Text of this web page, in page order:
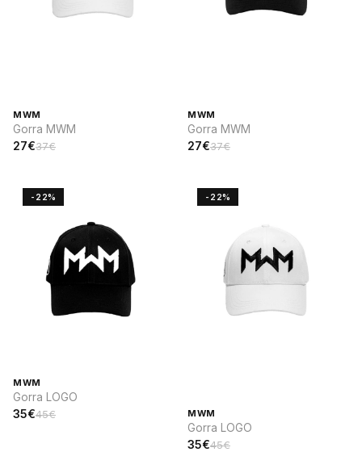
MWM
Gorra MWM
27€37€
MWM
Gorra MWM
27€37€
-22%
MWM
Gorra LOGO
35€45€
-22%
MWM
Gorra LOGO
35€45€